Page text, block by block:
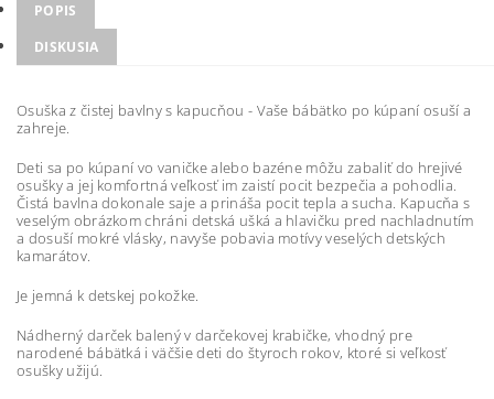
POPIS
DISKUSIA
Osuška z čistej bavlny s kapucňou - Vaše bábätko po kúpaní osuší a
zahreje.
Deti sa po kúpaní vo vaničke alebo bazéne môžu zabaliť do hrejivé
osušky a jej komfortná veľkosť im zaistí pocit bezpečia a pohodlia.
Čistá bavlna dokonale saje a prináša pocit tepla a sucha. Kapucňa s
veselým obrázkom chráni detská ušká a hlavičku pred nachladnutím
a dosuší mokré vlásky, navyše pobavia motívy veselých detských
kamarátov.
Je jemná k detskej pokožke.
Nádherný darček balený v darčekovej krabičke, vhodný pre
narodené bábätká i väčšie deti do štyroch rokov, ktoré si veľkosť
osušky užijú.